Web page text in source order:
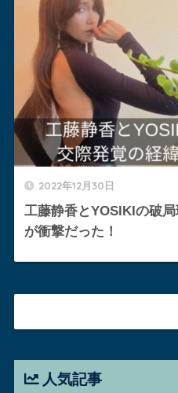
2022年12月30日
工藤静香とYOSIKIの破
が衝撃だった！
人気記事